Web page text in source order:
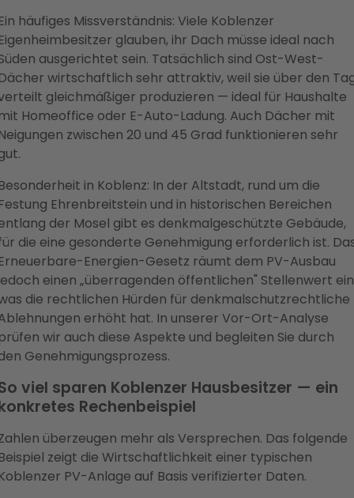
häufiges Missverständnis: Viele Koblenzer
glauben, ihr Dach müsse ideal nach
ausgerichtet sein. Tatsächlich sind Ost-West-
wirtschaftlich sehr attraktiv, weil sie über den
gleichmäßiger produzieren — ideal für Haushalte
Homeoffice oder E-Auto-Ladung. Auch Dächer mit
zwischen 20 und 45 Grad funktionieren sehr
in Koblenz: In der Altstadt, rund um die
Ehrenbreitstein und in historischen Bereichen
der Mosel gibt es denkmalgeschützte Gebäude,
die eine gesonderte Genehmigung erforderlich ist.
Energien-Gesetz räumt dem PV-Ausbau
einen „überragenden öffentlichen" Stellenwert
die rechtlichen Hürden für denkmalschutzrechtliche
erhöht hat. In unserer Vor-Ort-Analyse
wir auch diese Aspekte und begleiten Sie durch
Genehmigungsprozess.
viel sparen Koblenzer Hausbesitzer — ein
Rechenbeispiel
überzeugen mehr als Versprechen. Das folgende
zeigt die Wirtschaftlichkeit einer typischen
PV-Anlage auf Basis verifizierter Daten.